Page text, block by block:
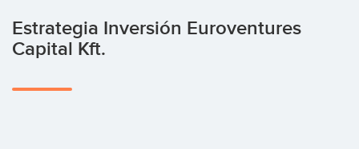
Estrategia Inversión Euroventures
Capital Kft.